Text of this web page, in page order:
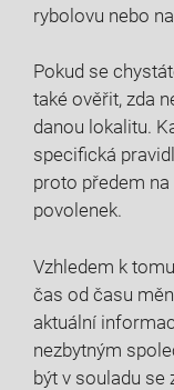
rybolovu nebo​
Pokud se
také‍ ověřit, zda
danou lokalitu.
specifická
proto předem
povolenek.
Vzhledem ⁣k
čas od času‌
aktuální
nezbytným
‍být v souladu⁢ se‌